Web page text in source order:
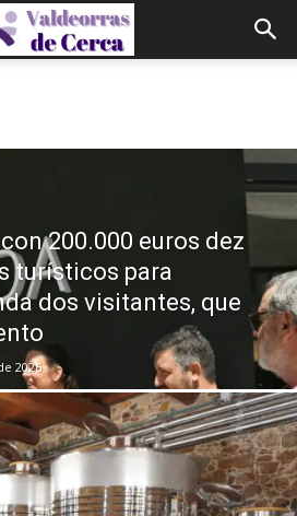
200.000 euros dez
turísticos para
dos visitantes, que
2026